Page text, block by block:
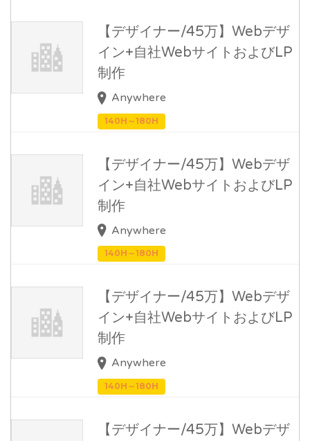
【デザイナー/45万】Webデザ
イン+自社WebサイトおよびLP
制作
Anywhere
140H～180H
【デザイナー/45万】Webデザ
イン+自社WebサイトおよびLP
制作
Anywhere
140H～180H
【デザイナー/45万】Webデザ
イン+自社WebサイトおよびLP
制作
Anywhere
140H～180H
【デザイナー/45万】Webデザ